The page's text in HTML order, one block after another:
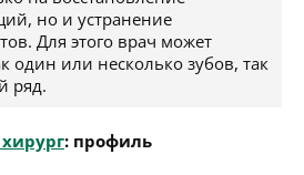
но и устранение
Для этого врач может
один или несколько зубов, так
ряд.
: профиль